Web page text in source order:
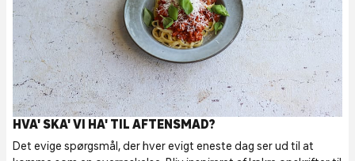
HVA' SKA' VI HA' TIL AFTENSMAD?
Det evige spørgsmål, der hver evigt eneste dag ser ud til at